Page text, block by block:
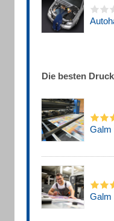
Die besten
Galm
Galm